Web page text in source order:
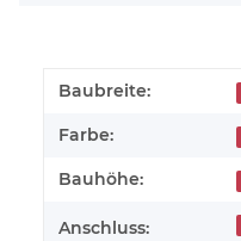
Baubreite:
Farbe:
Bauhöhe:
Anschluss: